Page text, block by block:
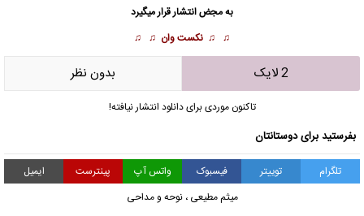
به مجض انتشار قرار میگیرد
♫ ♫ نکست وان ♫ ♫
2 لایک بدون نظر
تاکنون موردی برای دانلود انتشار نیافته!
بفرستید برای دوستانتان
تلگرام توییتر فیسبوک واتس آپ پینترست
ایمیل
میثم مطیعی ،نوحه و مداحی